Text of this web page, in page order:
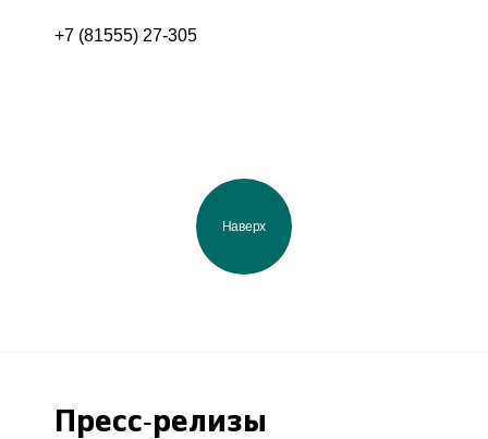
+7 (81555) 27-305
Наверх
Пресс-релизы